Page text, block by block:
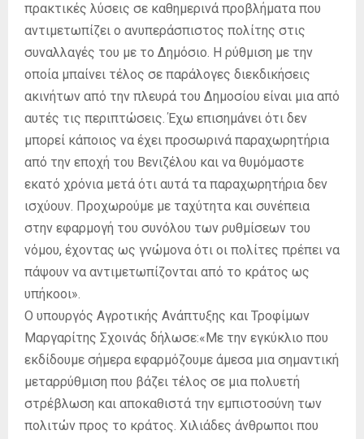
πρακτικές λύσεις σε καθημερινά προβλήματα που
αντιμετωπίζει ο ανυπεράσπιστος πολίτης στις
συναλλαγές του με το Δημόσιο. Η ρύθμιση με την
οποία μπαίνει τέλος σε παράλογες διεκδικήσεις
ακινήτων από την πλευρά του Δημοσίου είναι μια από
αυτές τις περιπτώσεις. Έχω επισημάνει ότι δεν
μπορεί κάποιος να έχει προσωρινά παραχωρητήρια
από την εποχή του Βενιζέλου και να θυμόμαστε
εκατό χρόνια μετά ότι αυτά τα παραχωρητήρια δεν
ισχύουν. Προχωρούμε με ταχύτητα και συνέπεια
στην εφαρμογή του συνόλου των ρυθμίσεων του
νόμου, έχοντας ως γνώμονα ότι οι πολίτες πρέπει να
πάψουν να αντιμετωπίζονται από το κράτος ως
υπήκοοι».
Ο υπουργός Αγροτικής Ανάπτυξης και Τροφίμων
Μαργαρίτης Σχοινάς δήλωσε:«Με την εγκύκλιο που
εκδίδουμε σήμερα εφαρμόζουμε άμεσα μια σημαντική
μεταρρύθμιση που βάζει τέλος σε μια πολυετή
στρέβλωση και αποκαθιστά την εμπιστοσύνη των
πολιτών προς το κράτος. Χιλιάδες άνθρωποι που